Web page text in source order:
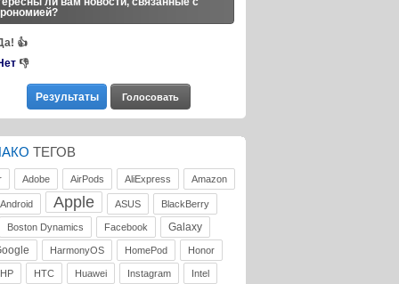
👍
👎
ТЕГОВ
Adobe AirPods AliExpress Amazon
Android Apple ASUS BlackBerry
Boston Dynamics Facebook
Galaxy
HarmonyOS HomePod Honor
HP HTC Huawei Instagram Intel